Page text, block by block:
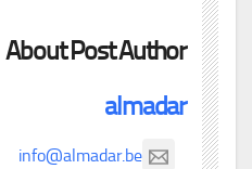
About Post Author
almadar
info@almadar.be